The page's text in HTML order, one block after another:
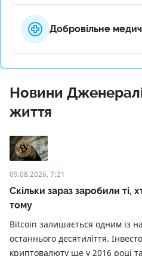
Добровільне
Новини
життя
09.08.2026, 7:21
Скільки зараз заробили ті,
тому
Bitcoin залишається одним із
останнього десятиліття.
криптовалюту ще у 2016 році